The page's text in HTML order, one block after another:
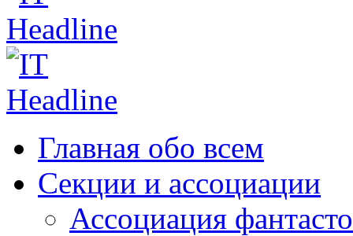
Главная обо всем
Секции и ассоциации
Ассоциация